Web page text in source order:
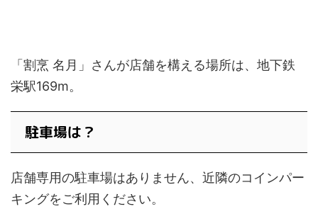
「割烹 名月」さんが店舗を構える場所は、地下鉄
栄駅169m。
駐車場は？
店舗専用の駐車場はありません、近隣のコインパー
キングをご利用ください。